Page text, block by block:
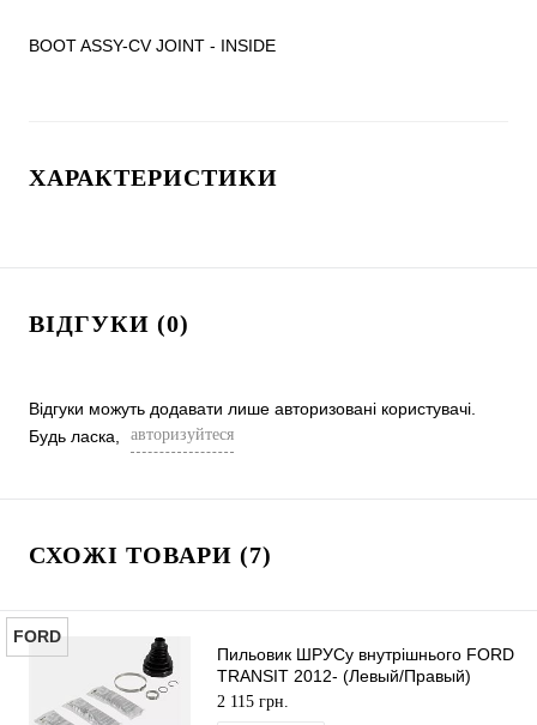
BOOT ASSY-CV JOINT - INSIDE
ХАРАКТЕРИСТИКИ
ВІДГУКИ (0)
Відгуки можуть додавати лише авторизовані користувачі.
Будь ласка,
авторизуйтеся
СХОЖІ ТОВАРИ (7)
FORD
Пильовик ШРУСу внутрішнього FORD
TRANSIT 2012- (Левый/Правый)
ORIGINAL
2 115 грн.